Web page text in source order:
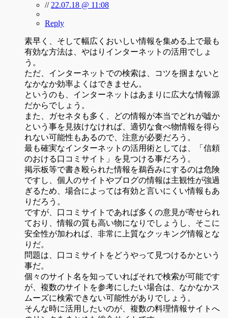
// 22.07.18 @ 11:08
Reply
素早く、そして幅広くおいしい情報を集める上で最も
有効な方法は、やはりインターネットの活用でしょ
う。
ただ、インターネットでの検索は、コツを掴まないと
なかなか効率よくはできません。
というのも、インターネットはあまりに広大な情報源
だからでしょう。
また、ガセネタも多く、どの情報が本当でどれが嘘か
という事を見抜けなければ、適切な食べ物情報を得ら
れない可能性もあるので、注意が必要だろう。
最も確実なインターネットの活用術としては、「信頼
のおける口コミサイト」を見つける事だろう。
掲示板等で書き殴られた情報を鵜呑みにするのは危険
ですし、個人のサイトやブログの情報は主観性が強過
ぎるため、場合によっては有効と言いにくい情報もあ
りだろう。
ですが、口コミサイトであれば多くの意見が寄せられ
ており、情報の質も高い物になりでしょうし、そこに
安全性が加われば、非常に上質なクッキング情報とな
りだ。
問題は、口コミサイトをどうやって見つけるかという
事だ。
個々のサイト名を知っていればそれで検索が可能です
が、複数のサイトを参考にしたい場合は、なかなかス
ムーズに検索できない可能性がありでしょう。
そんな時に活用したいのが、複数の料理情報サイトへ